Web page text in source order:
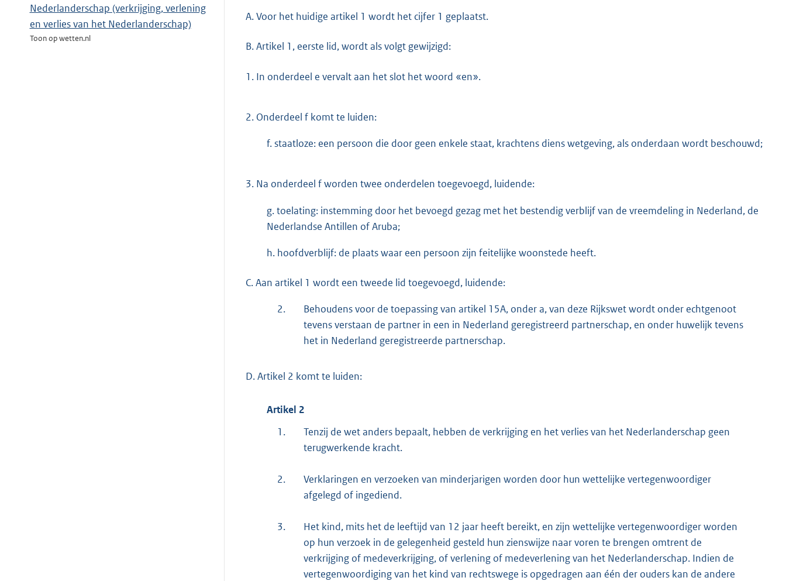
Nederlanderschap (verkrijging, verlening
en verlies van het Nederlanderschap)
Toon op wetten.nl
A. Voor het huidige artikel 1 wordt het cijfer 1 geplaatst.
B. Artikel 1, eerste lid, wordt als volgt gewijzigd:
1. In onderdeel e vervalt aan het slot het woord «en».
2. Onderdeel f komt te luiden:
f. staatloze: een persoon die door geen enkele staat, krachtens diens wetgeving, als onderdaan wordt beschouwd;
3. Na onderdeel f worden twee onderdelen toegevoegd, luidende:
g. toelating: instemming door het bevoegd gezag met het bestendig verblijf van de vreemdeling in Nederland, de
Nederlandse Antillen of Aruba;
h. hoofdverblijf: de plaats waar een persoon zijn feitelijke woonstede heeft.
C. Aan artikel 1 wordt een tweede lid toegevoegd, luidende:
2.
Behoudens voor de toepassing van artikel 15A, onder a, van deze Rijkswet wordt onder echtgenoot
tevens verstaan de partner in een in Nederland geregistreerd partnerschap, en onder huwelijk tevens
het in Nederland geregistreerde partnerschap.
D. Artikel 2 komt te luiden:
Artikel 2
1.
Tenzij de wet anders bepaalt, hebben de verkrijging en het verlies van het Nederlanderschap geen
terugwerkende kracht.
2.
Verklaringen en verzoeken van minderjarigen worden door hun wettelijke vertegenwoordiger
afgelegd of ingediend.
3.
Het kind, mits het de leeftijd van 12 jaar heeft bereikt, en zijn wettelijke vertegenwoordiger worden
op hun verzoek in de gelegenheid gesteld hun zienswijze naar voren te brengen omtrent de
verkrijging of medeverkrijging, of verlening of medeverlening van het Nederlanderschap. Indien de
vertegenwoordiging van het kind van rechtswege is opgedragen aan één der ouders kan de andere